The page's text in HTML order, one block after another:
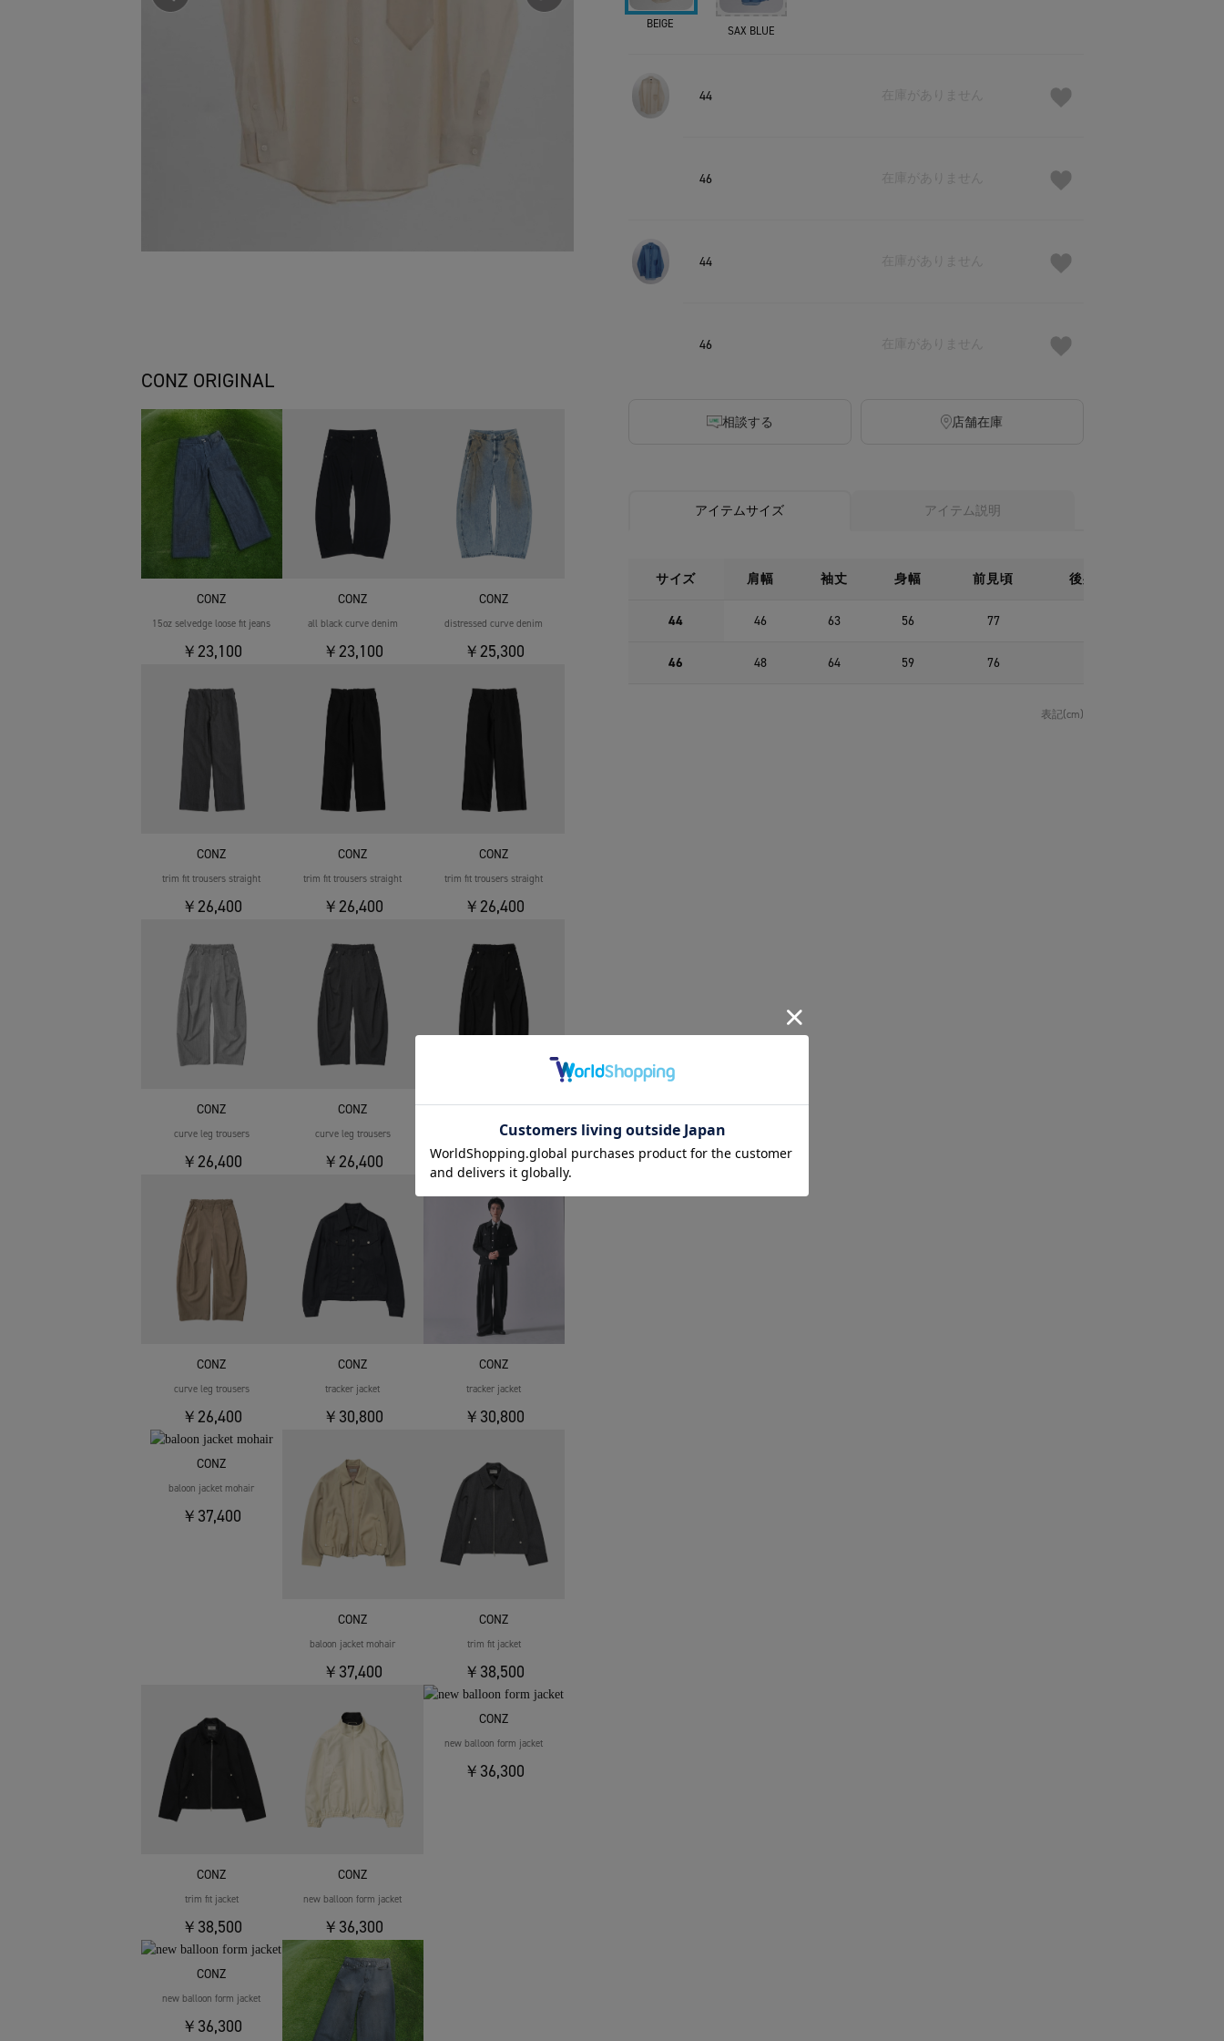
CONZ ORIGINAL
CONZ
15oz selvedge loose fit jeans
￥23,100
CONZ
all black curve denim
￥23,100
CONZ
distressed curve denim
￥25,300
CONZ
trim fit trousers straight
￥26,400
CONZ
trim fit trousers straight
￥26,400
CONZ
trim fit trousers straight
￥26,400
CONZ
curve leg trousers
￥26,400
CONZ
curve leg trousers
￥26,400
CONZ
curve leg trousers
￥26,400
CONZ
curve leg trousers
￥26,400
CONZ
tracker jacket
￥30,800
CONZ
tracker jacket
￥30,800
CONZ
baloon jacket mohair
￥37,400
CONZ
baloon jacket mohair
￥37,400
CONZ
trim fit jacket
￥38,500
CONZ
trim fit jacket
￥38,500
CONZ
new balloon form jacket
￥36,300
CONZ
new balloon form jacket
￥36,300
CONZ
new balloon form jacket
￥36,300
BEIGE SAX BLUE
44
46
44
46
相談する 店舗在庫
アイテムサイズ アイテム説明
サイズ 肩幅 袖丈 身幅 前見頃 後身頃
44 46 63 56 77
46 48 64 59 76
表記(cm)